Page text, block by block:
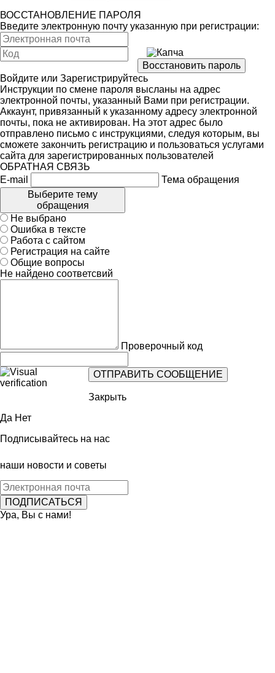
ВОССТАНОВЛЕНИЕ ПАРОЛЯ
Введите электронную почту указанную при регистрации:
Войдите или Зарегистрируйтесь
Инструкции по смене пароля высланы на адрес
электронной почты, указанный Вами при регистрации.
Аккаунт, привязанный к указанному адресу электронной
почты, пока не активирован. На этот адрес было
отправлено письмо с инструкциями, следуя которым, вы
сможете закончить регистрацию и пользоваться услугами
сайта для зарегистрированных пользователей
ОБРАТНАЯ СВЯЗЬ
E-mail
Тема обращения
Выберите тему
обращения
Не выбрано
Ошибка в тексте
Работа с сайтом
Регистрация на сайте
Общие вопросы
Не найдено соответсвий
Проверочный код
Закрыть
Да Нет
Подписывайтесь на нас
наши новости и советы
Ура, Вы с нами!